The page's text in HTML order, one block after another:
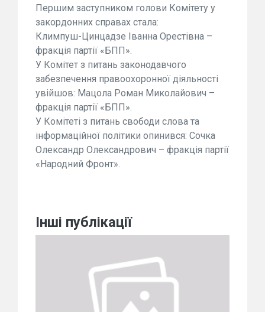
Першим заступником голови Комітету у
закордонних справах стала:
Климпуш-Цинцадзе Іванна Орестівна –
фракція партії «БПП».
У Комітет з питань законодавчого
забезпечення право­охоронної діяльності
увійшов: Мацола Роман Миколайович –
фракція партії «БПП».
У Комітеті з питань свободи слова та
інформаційної політики опинився: Сочка
Олександр Олександрович – фракція партії
«Народний Фронт».
Інші публікації